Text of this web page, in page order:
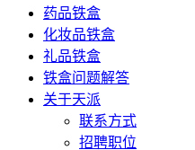
药品铁盒
化妆品铁盒
礼品铁盒
铁盒问题解答
关于天派
联系方式
招聘职位